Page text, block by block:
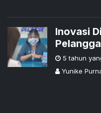
Inovasi
Klaim
5 tahun
Yunike